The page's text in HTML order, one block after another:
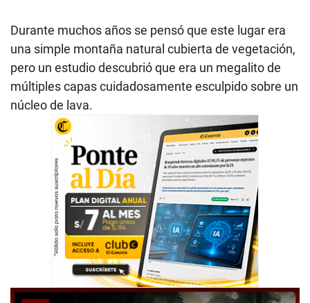
Durante muchos años se pensó que este lugar era
una simple montaña natural cubierta de vegetación,
pero un estudio descubrió que era un megalito de
múltiples capas cuidadosamente esculpido sobre un
núcleo de lava.